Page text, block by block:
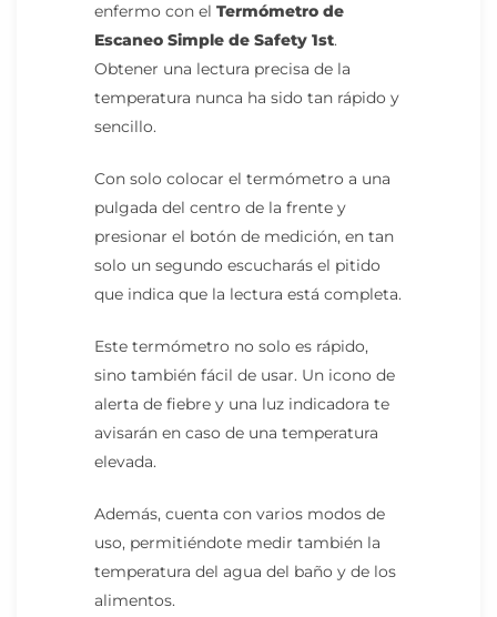
enfermo con el Termómetro de
Escaneo Simple de Safety 1st.
Obtener una lectura precisa de la
temperatura nunca ha sido tan rápido y
sencillo.
Con solo colocar el termómetro a una
pulgada del centro de la frente y
presionar el botón de medición, en tan
solo un segundo escucharás el pitido
que indica que la lectura está completa.
Este termómetro no solo es rápido,
sino también fácil de usar. Un icono de
alerta de fiebre y una luz indicadora te
avisarán en caso de una temperatura
elevada.
Además, cuenta con varios modos de
uso, permitiéndote medir también la
temperatura del agua del baño y de los
alimentos.